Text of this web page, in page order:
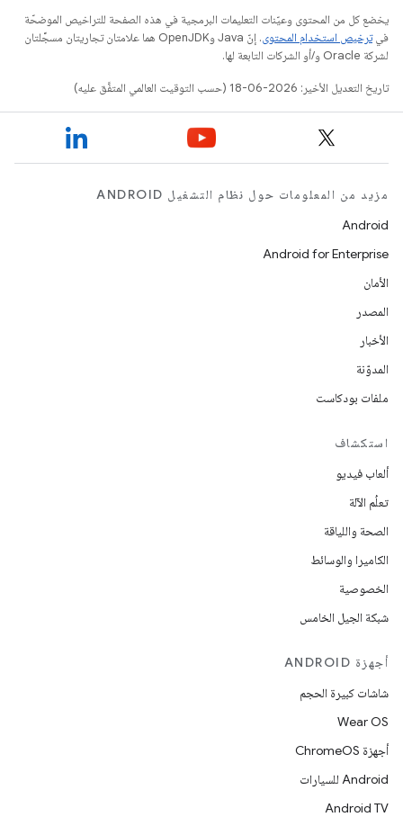
يخضع كل من المحتوى وعيّنات التعليمات البرمجية في هذه الصفحة للتراخيص الموضحّة
فيترخيص استخدام المحتوى
. إنّ Java وOpenJDK هما علامتان تجاريتان مسجَّلتان
لشركة Oracle و/أو الشركات التابعة لها.
تاريخ التعديل الأخير: 2026-06-18 (حسب التوقيت العالمي المتفَّق عليه)
مزيد من المعلومات حول نظام التشغيل ANDROID
Android
Android for Enterprise
الأمان
المصدر
الأخبار
المدوّنة
ملفات بودكاست
استكشاف
ألعاب فيديو
تعلُم الآلة
الصحة واللياقة
الكاميرا والوسائط
الخصوصية
شبكة الجيل الخامس
أجهزة ANDROID
شاشات كبيرة الحجم
Wear OS
أجهزة ChromeOS
Android للسيارات
Android TV